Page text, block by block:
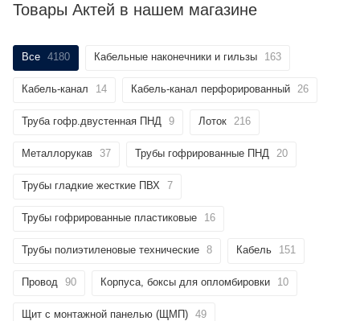
Товары Актей в нашем магазине
Все 4180 Кабельные наконечники и гильзы 163
Кабель-канал 14 Кабель-канал перфорированный 26
Труба гофр.двустенная ПНД 9 Лоток 216
Металлорукав 37 Трубы гофрированные ПНД 20
Трубы гладкие жесткие ПВХ 7
Трубы гофрированные пластиковые 16
Трубы полиэтиленовые технические 8 Кабель 151
Провод 90 Корпуса, боксы для опломбировки 10
Щит с монтажной панелью (ЩМП) 49